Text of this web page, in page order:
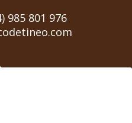
985 801 976